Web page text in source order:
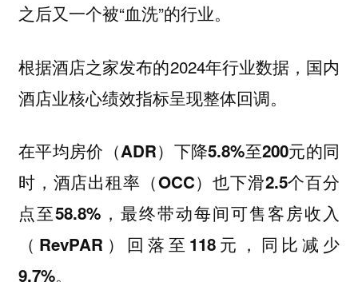
之后又一个被“血洗”的行业。
根据酒店之家发布的2024年行业数据，国内
酒店业核心绩效指标呈现整体回调。
在平均房价（ADR）下降5.8%至200元的同
时，酒店出租率（OCC）也下滑2.5个百分
点至58.8%，最终带动每间可售客房收入
（RevPAR）回落至118元，同比减少
9.7%。